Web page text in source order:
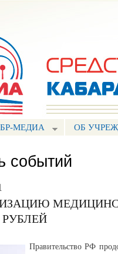
МЕДИА ОБ
событий
Правительство РФ